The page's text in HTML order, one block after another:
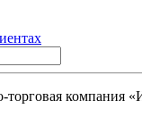
торговая